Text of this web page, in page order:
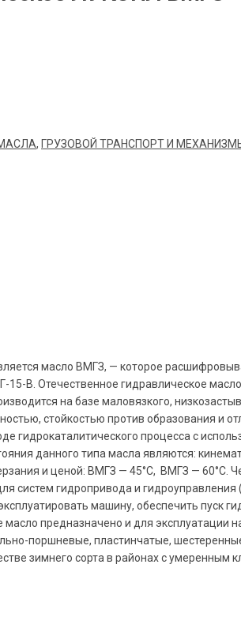
, ГРУЗОВОЙ ТРАНСПОРТ И
масло ВМГЗ, — которое
В. Отечественное гидравлическое
на базе маловязкого,
стойкостью против образования и
гидрокаталитического процесса с
данного типа масла являются:
и ценой: ВМГЗ — 45°С, ВМГЗ — 60°С.
систем гидропривода и
машину, обеспечить пуск
предназначено и для эксплуатации
поршневые, пластинчатые,
зимнего сорта в районах с умеренным